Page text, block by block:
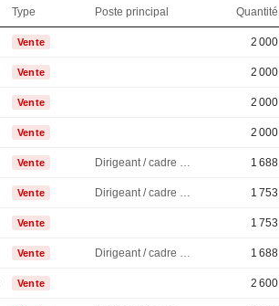
Type Poste principal Quantité
Vente 2 000
Vente 2 000
Vente 2 000
Vente 2 000
Vente Dirigeant / cadre principal 1 688
Vente Dirigeant / cadre principal 1 753
Vente 1 753
Vente Dirigeant / cadre principal 1 688
Vente 2 600